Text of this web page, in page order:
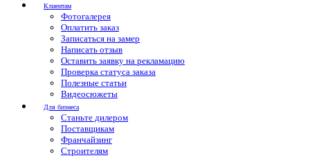
Клиентам
Фотогалерея
Оплатить заказ
Записаться на замер
Написать отзыв
Оставить заявку на рекламацию
Проверка статуса заказа
Полезные статьи
Видеосюжеты
Для бизнеса
Станьте дилером
Поставщикам
Франчайзинг
Строителям